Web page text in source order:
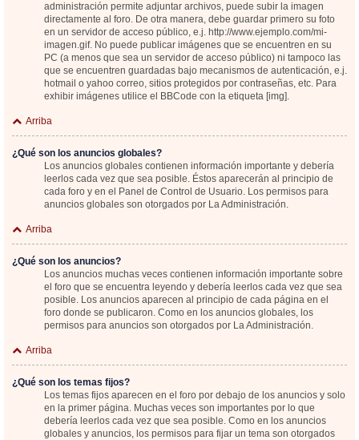
administración permite adjuntar archivos, puede subir la imagen
directamente al foro. De otra manera, debe guardar primero su foto
en un servidor de acceso público, e.j. http://www.ejemplo.com/mi-
imagen.gif. No puede publicar imágenes que se encuentren en su
PC (a menos que sea un servidor de acceso público) ni tampoco las
que se encuentren guardadas bajo mecanismos de autenticación, e.j.
hotmail o yahoo correo, sitios protegidos por contraseñas, etc. Para
exhibir imágenes utilice el BBCode con la etiqueta [img].
Arriba
¿Qué son los anuncios globales?
Los anuncios globales contienen información importante y debería
leerlos cada vez que sea posible. Éstos aparecerán al principio de
cada foro y en el Panel de Control de Usuario. Los permisos para
anuncios globales son otorgados por La Administración.
Arriba
¿Qué son los anuncios?
Los anuncios muchas veces contienen información importante sobre
el foro que se encuentra leyendo y debería leerlos cada vez que sea
posible. Los anuncios aparecen al principio de cada página en el
foro donde se publicaron. Como en los anuncios globales, los
permisos para anuncios son otorgados por La Administración.
Arriba
¿Qué son los temas fijos?
Los temas fijos aparecen en el foro por debajo de los anuncios y solo
en la primer página. Muchas veces son importantes por lo que
debería leerlos cada vez que sea posible. Como en los anuncios
globales y anuncios, los permisos para fijar un tema son otorgados